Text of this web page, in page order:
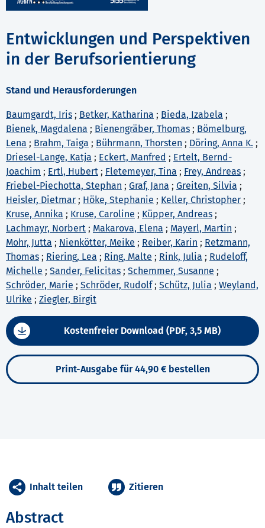
Entwicklungen und Perspektiven
in der Berufsorientierung
Stand und Herausforderungen
Baumgardt, Iris ; Betker, Katharina ; Bieda, Izabela ;
Bienek, Magdalena ; Bienengräber, Thomas ; Bömelburg,
Lena ; Brahm, Taiga ; Bührmann, Thorsten ; Döring, Anna K. ;
Driesel-Lange, Katja ; Eckert, Manfred ; Ertelt, Bernd-
Joachim ; Ertl, Hubert ; Fletemeyer, Tina ; Frey, Andreas ;
Friebel-Piechotta, Stephan ; Graf, Jana ; Greiten, Silvia ;
Heisler, Dietmar ; Höke, Stephanie ; Keller, Christopher ;
Kruse, Annika ; Kruse, Caroline ; Küpper, Andreas ;
Lachmayr, Norbert ; Makarova, Elena ; Mayerl, Martin ;
Mohr, Jutta ; Nienkötter, Meike ; Reiber, Karin ; Retzmann,
Thomas ; Riering, Lea ; Ring, Malte ; Rink, Julia ; Rudeloff,
Michelle ; Sander, Felicitas ; Schemmer, Susanne ;
Schröder, Marie ; Schröder, Rudolf; Schütz, Julia ; Weyland,
Ulrike ; Ziegler, Birgit
Kostenfreier Download (PDF, 3,5 MB)
Print-Ausgabe für 44,90 € bestellen
Abstract
Inhalt teilen Zitieren